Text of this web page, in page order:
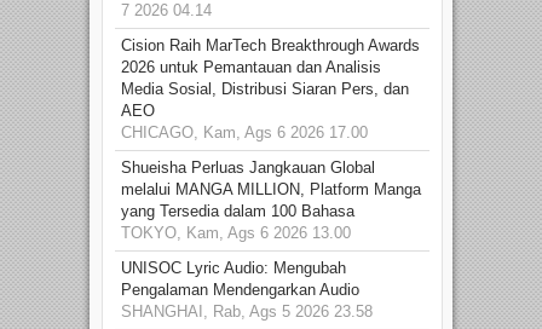
7 2026 04.14
Cision Raih MarTech Breakthrough Awards
2026 untuk Pemantauan dan Analisis
Media Sosial, Distribusi Siaran Pers, dan
AEO
CHICAGO, Kam, Ags 6 2026 17.00
Shueisha Perluas Jangkauan Global
melalui MANGA MILLION, Platform Manga
yang Tersedia dalam 100 Bahasa
TOKYO, Kam, Ags 6 2026 13.00
UNISOC Lyric Audio: Mengubah
Pengalaman Mendengarkan Audio
SHANGHAI, Rab, Ags 5 2026 23.58